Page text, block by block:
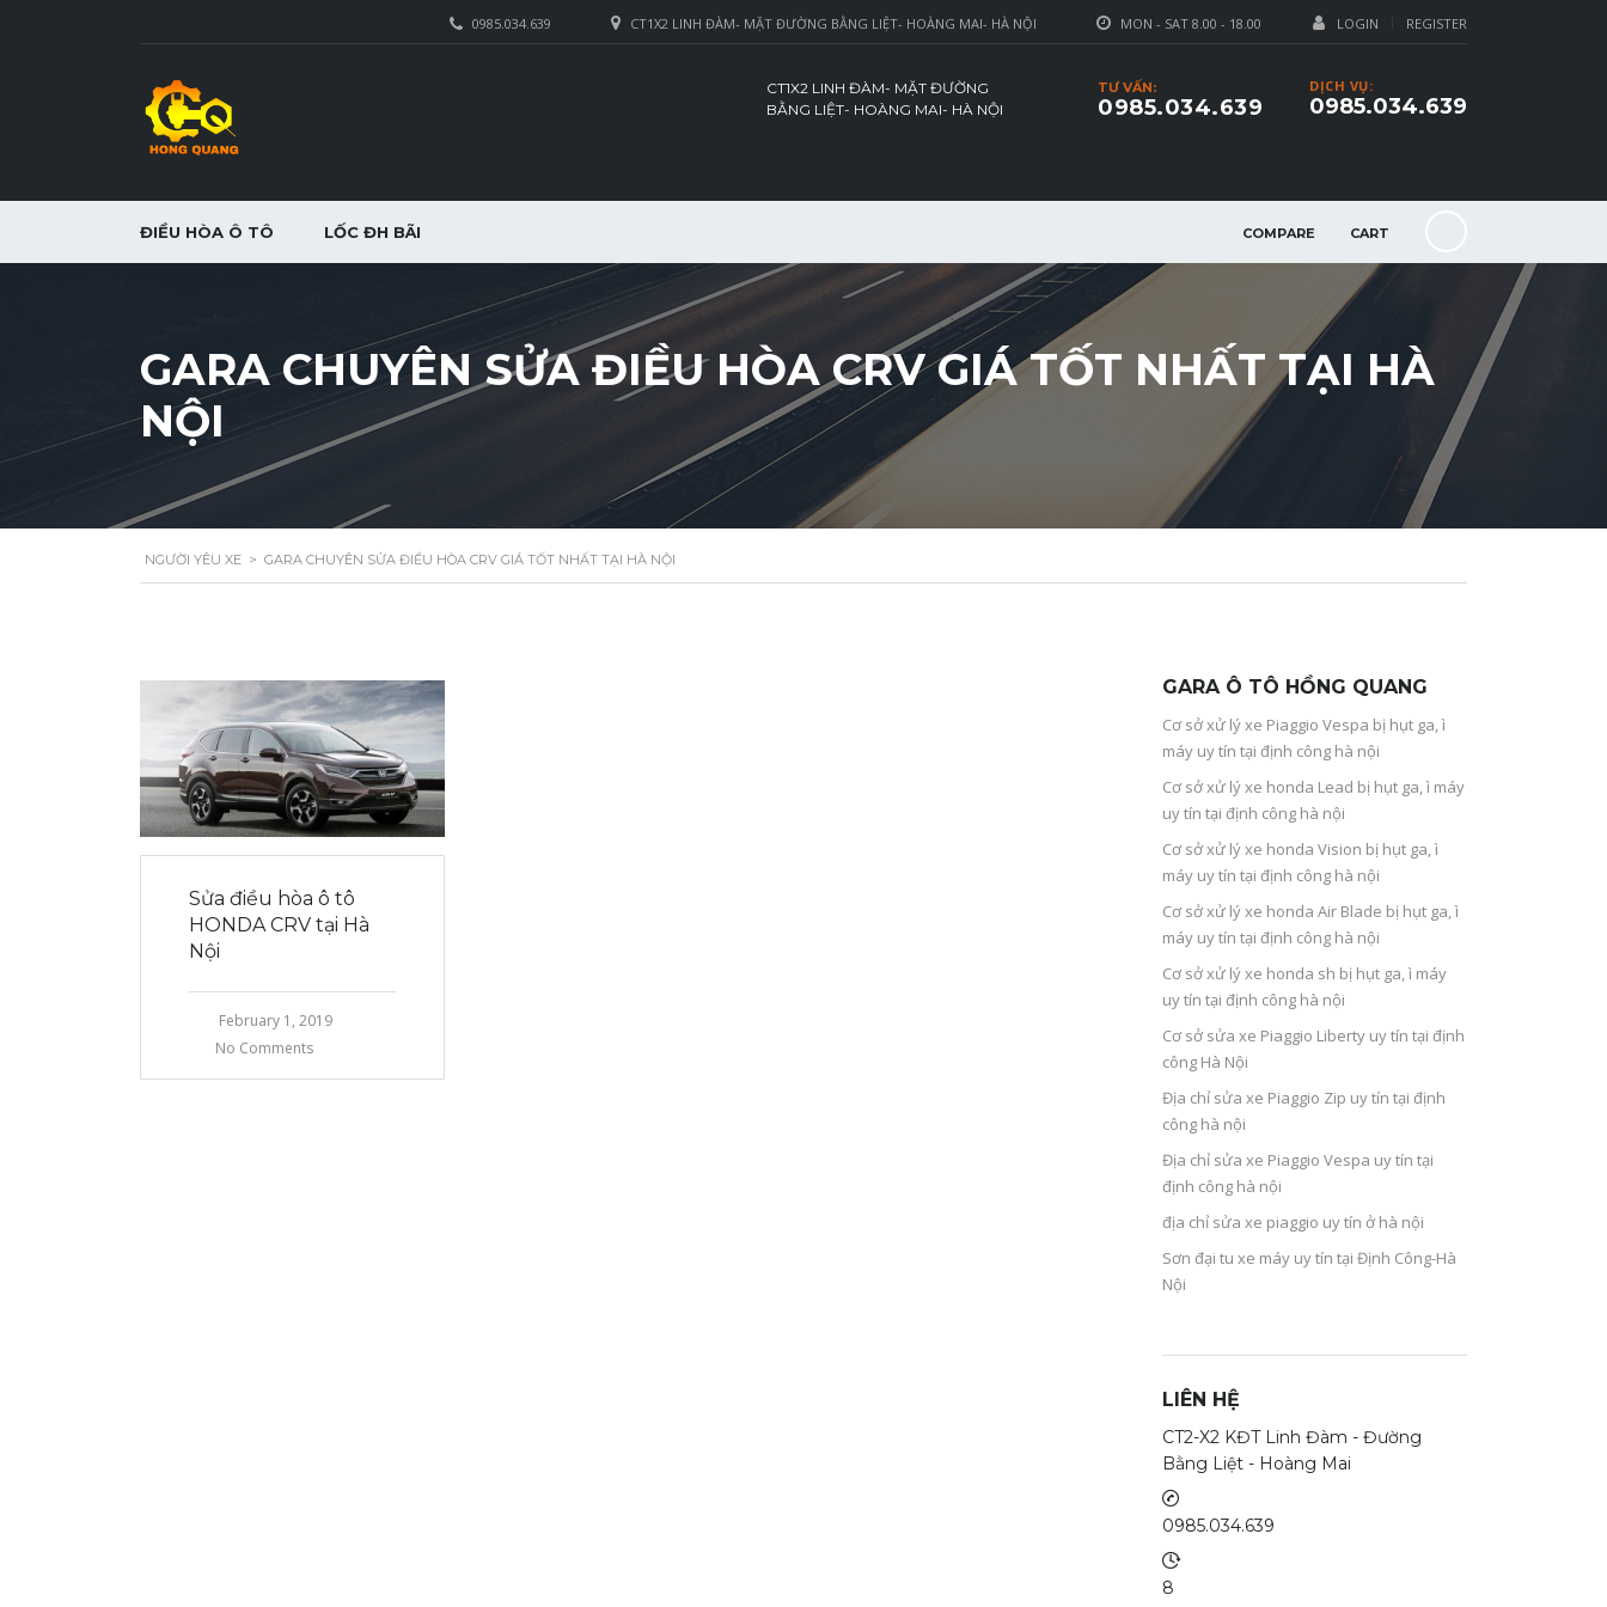
LOGIN REGISTER
MON - SAT 8.00 - 18.00
CT1X2 LINH ĐÀM- MẶT ĐƯỜNG BẰNG LIỆT- HOÀNG MAI- HÀ NỘI
0985.034.639
DỊCH VỤ:
0985.034.639
TƯ VẤN:
0985.034.639
CT1X2 LINH ĐÀM- MẶT ĐƯỜNG
BẰNG LIỆT- HOÀNG MAI- HÀ NỘI
COMPARE CART
ĐIỀU HÒA Ô TÔ LỐC ĐH BÃI
GARA CHUYÊN SỬA ĐIỀU HÒA CRV GIÁ TỐT NHẤT TẠI HÀ
NỘI
NGƯỜI YÊU XE > GARA CHUYÊN SỬA ĐIỀU HÒA CRV GIÁ TỐT NHẤT TẠI HÀ NỘI
Sửa điều hòa ô tô
HONDA CRV tại Hà
Nội
February 1, 2019
No Comments
GARA Ô TÔ HỒNG QUANG
Cơ sở xử lý xe Piaggio Vespa bị hụt ga, ì
máy uy tín tại định công hà nội
Cơ sở xử lý xe honda Lead bị hụt ga, ì máy
uy tín tại định công hà nội
Cơ sở xử lý xe honda Vision bị hụt ga, ì
máy uy tín tại định công hà nội
Cơ sở xử lý xe honda Air Blade bị hụt ga, ì
máy uy tín tại định công hà nội
Cơ sở xử lý xe honda sh bị hụt ga, ì máy
uy tín tại định công hà nội
Cơ sở sửa xe Piaggio Liberty uy tín tại định
công Hà Nội
Địa chỉ sửa xe Piaggio Zip uy tín tại định
công hà nội
Địa chỉ sửa xe Piaggio Vespa uy tín tại
định công hà nội
địa chỉ sửa xe piaggio uy tín ở hà nội
Sơn đại tu xe máy uy tín tại Định Công-Hà
Nội
LIÊN HỆ
CT2-X2 KĐT Linh Đàm - Đường
Bằng Liệt - Hoàng Mai
0985.034.639
8